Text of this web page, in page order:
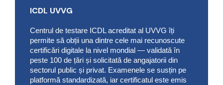
ICDL UVVG
Centrul de testare ICDL acreditat al UVVG îți
permite să obții una dintre cele mai recunoscute
certificări digitale la nivel mondial — validată în
peste 100 de țări și solicitată de angajatorii din
sectorul public și privat. Examenele se susțin pe
platformă standardizată, iar certificatul este emis